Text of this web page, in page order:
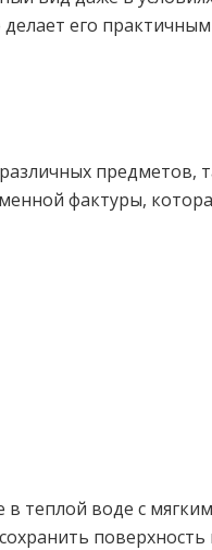
его
предметов,
фактуры,
теплой воде с